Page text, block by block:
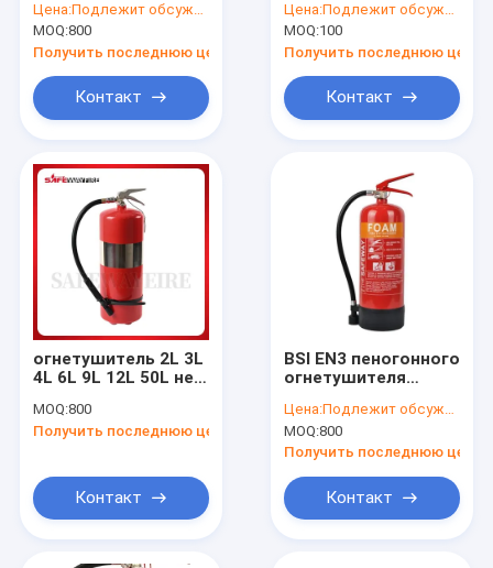
стали углерода для
класса защита от
огня
Цена:Подлежит обсуждению
MOQ:800
Получить последнюю цену
Контакт
стальной тип
клапана
материального
латунный
Цена:Подлежит обсуждению
MOQ:100
Получить последнюю цену
Контакт
огнетушитель 2L 3L
4L 6L 9L 12L 50L не
клапаном латуни/
нержавеющей
MOQ:800
Получить последнюю цену
Контакт
BSI EN3 пеногонного
огнетушителя
стали 10L
аттестовал тип
огнетушитель пены
Цена:Подлежит обсуждению
MOQ:800
Получить последнюю цену
Контакт